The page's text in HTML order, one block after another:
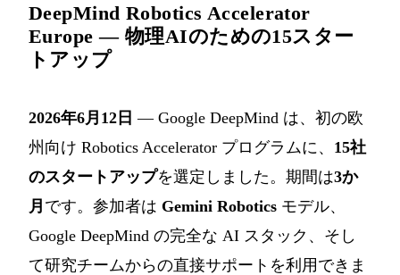
DeepMind Robotics Accelerator
Europe — 物理AIのための15スター
トアップ
2026年6月12日 — Google DeepMind は、初の欧
州向け Robotics Accelerator プログラムに、 15社
のスタートアップを選定しました。期間は3か
月 です。参加者は Gemini Robotics モデル、
Google DeepMind の完全な AI スタック、そし
て研究チームからの直接サポートを利用できま